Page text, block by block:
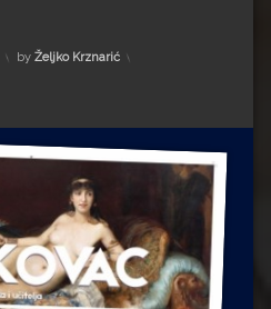
by Željko Krznarić